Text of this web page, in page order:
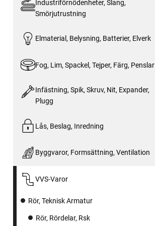
Industriförnödenheter, Slang,
Smörjutrustning
Elmaterial, Belysning, Batterier, Elverk
Fog, Lim, Spackel, Tejper, Färg, Penslar
Infästning, Spik, Skruv, Nit, Expander,
Plugg
Lås, Beslag, Inredning
Byggvaror, Formsättning, Ventilation
VVS-Varor
Rör, Teknisk Armatur
Rör, Rördelar, Rsk